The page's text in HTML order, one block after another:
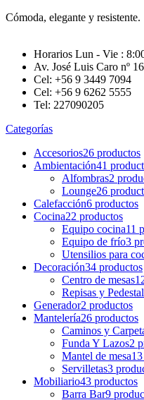
Cómoda, elegante y resistente.
Horarios Lun - Vie :
Av. José Luis Caro nº
Cel: +56 9 3449 7094
Cel: +56 9 6262 5555
Tel: 227090205
Categorías
Accesorios26 productos
Ambientación41
Alfombras2
Lounge26
Calefacción6 productos
Cocina22 productos
Equipo cocina11
Equipo de frío3
Utensilios para
Decoración34 productos
Centro de mesas
Repisas y
Generador2 productos
Mantelería26 productos
Caminos y
Funda Y Lazos2
Mantel de mesa
Servilletas3
Mobiliario43 productos
Barra Bar9